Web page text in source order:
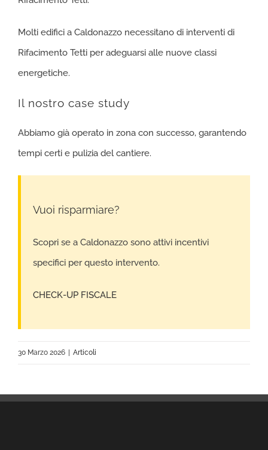
Molti edifici a Caldonazzo necessitano di interventi di
Rifacimento Tetti per adeguarsi alle nuove classi
energetiche.
Il nostro case study
Abbiamo già operato in zona con successo, garantendo
tempi certi e pulizia del cantiere.
Vuoi risparmiare?
Scopri se a Caldonazzo sono attivi incentivi
specifici per questo intervento.
CHECK-UP FISCALE
30 Marzo 2026 | Articoli